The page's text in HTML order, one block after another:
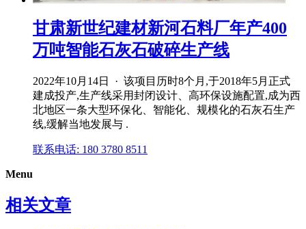
甘肃新世纪建材新河石料厂年产400
万吨智能石灰石破碎生产线
2022年10月14日 · 该项目历时8个月,于2018年5月正式
建成投产,生产线采用封闭设计、高环保设施配置,成为西
北地区一条大型环保化、智能化、规模化的石灰石生产
线,缓解当地发展与 .
联系电话: 180 3780 8511
Menu
相关文章